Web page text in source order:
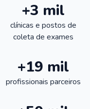
+3 mil
clínicas e postos de
coleta de exames
+19 mil
profissionais parceiros